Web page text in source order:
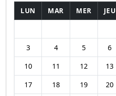
LUN MAR MER JEU
3
4 5 6
10
11 12 13
17
18 19 20